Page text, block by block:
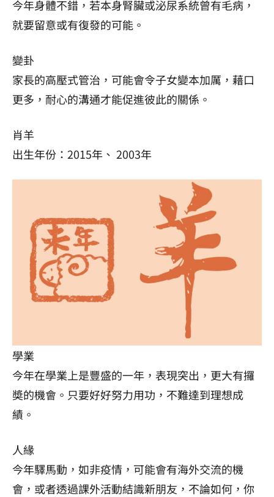
今年身體不錯，若本身腎臟或泌尿系統曾有毛病，
就要留意或有復發的可能。
變卦
家長的高壓式管治，可能會令子女變本加厲，藉口
更多，耐心的溝通才能促進彼此的關係。
肖羊
出生年份：2015年、 2003年
學業
今年在學業上是豐盛的一年，表現突出，更大有攞
奬的機會。只要好好努力用功，不難達到理想成
績。
人緣
今年驛馬動，如非疫情，可能會有海外交流的機
會，或者透過課外活動結識新朋友，不論如何，你